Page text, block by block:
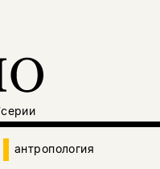
серии
антропология